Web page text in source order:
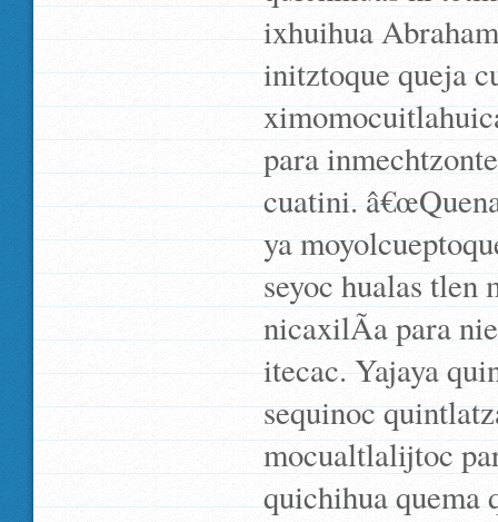
ixhuihua
initztoque queja
para
cuatini.
ya
seyoc hualas tlen
nicaxilÃ­a para
itecac. Yajaya
sequinoc
mocualtlalijtoc
quichihua quema